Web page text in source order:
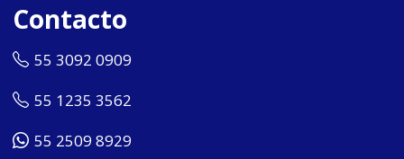
Contacto
55 3092 0909
55 1235 3562
55 2509 8929